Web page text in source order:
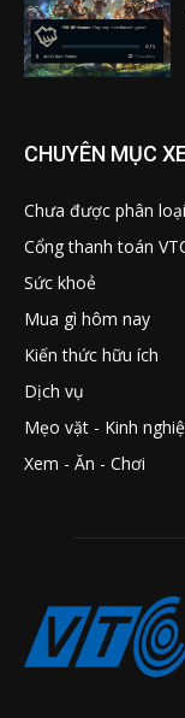
CHUYÊN MỤC
Chưa được phân loại
Cổng thanh toán
Sức khoẻ
Mua gì hôm nay
Kiến thức hữu ích
Dịch vụ
Mẹo vặt - Kinh
Xem - Ăn - Chơi